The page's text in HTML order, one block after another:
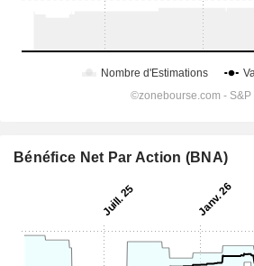
Bénéfice Net Par Action (BNA)